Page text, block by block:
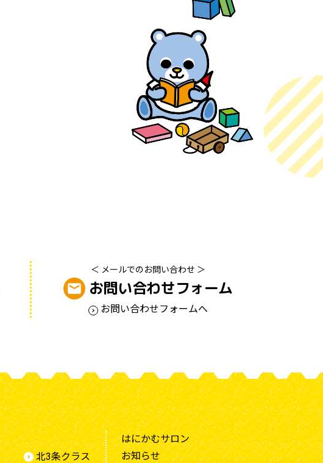
＜ メールでのお問い合わせ ＞
お問い合わせフォーム
お問い合わせフォームへ
北3条クラス
はにかむサロン
お知らせ